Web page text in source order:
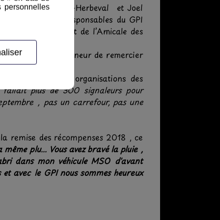
, Maire de Eps-Herbeval et Joel
élus , des responsables du GPI
Mollet Président de l’Amicale des
qui eut l’honneur de remercier
le GPI et son organisations des
plus de 300 signaleurs pour
, pas un carrefour, pas une
remise des récompenses 2018 , ce
plu... Vous avez bravé la pluie ,
dans mon véhicule MSO d'avant
avec le GPI nous sommes heureux